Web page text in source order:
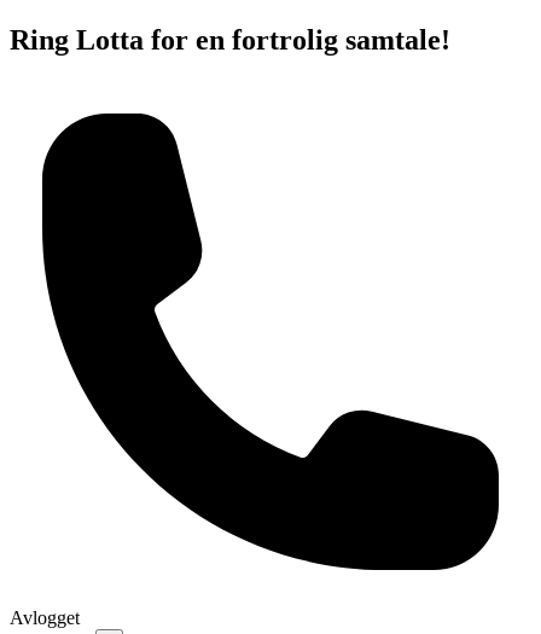
Ring Lotta for en fortrolig samtale!
Avlogget